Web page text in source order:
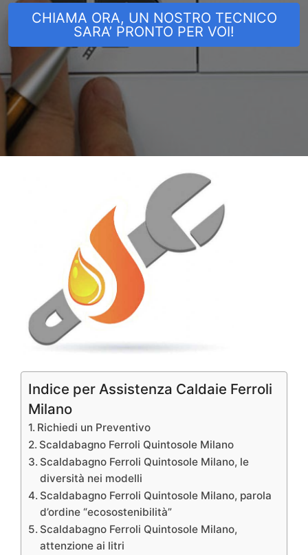
CHIAMA ORA, UN NOSTRO TECNICO
SARA’ PRONTO PER VOI!
Indice per Assistenza Caldaie Ferroli
Milano
Richiedi un Preventivo
Scaldabagno Ferroli Quintosole Milano
Scaldabagno Ferroli Quintosole Milano, le
diversità nei modelli
Scaldabagno Ferroli Quintosole Milano, parola
d’ordine “ecosostenibilità”
Scaldabagno Ferroli Quintosole Milano,
attenzione ai litri